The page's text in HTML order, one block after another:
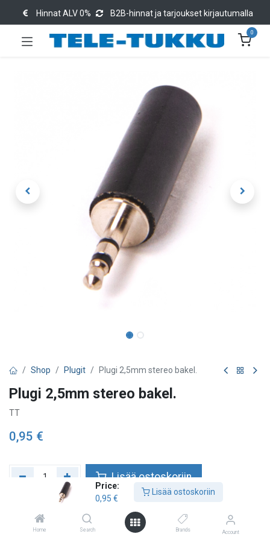
Price:
0,95 €
Lisää ostoskoriin
Home Search Brands Account
Hinnat ALV 0% B2B-hinnat ja tarjoukset kirjautumalla
0
Shop Plugit Plugi 2,5mm stereo bakel.
Plugi 2,5mm stereo bakel.
TT
0,95 €
Lisää ostoskoriin
Lisää toivelistalle